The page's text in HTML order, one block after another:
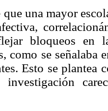
una mayor
bloqueos en
como se
Esto se plantea
investigación